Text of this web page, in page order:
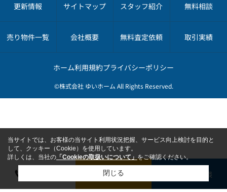
更新情報 サイトマップ スタッフ紹介 無料相談
売り物件一覧 会社概要 無料査定依頼 取引実績
ホーム利用規約プライバシーポリシー
©株式会社 ゆいホーム All Rights Reserved.
無料で査定依頼 無料で相談
当サイトでは、お客様の当サイト利用状況把握、サービス向上検討を目的と
して、クッキー（Cookie）を使用しています。
詳しくは、当社の 「Cookieの取扱いについて」をご確認ください。
閉じる